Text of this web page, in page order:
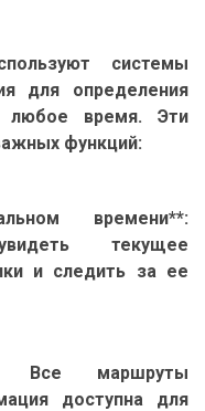
системы
для определения
любое время. Эти
функций:
времени**:
текущее
и следить за ее
Все маршруты
доступна для